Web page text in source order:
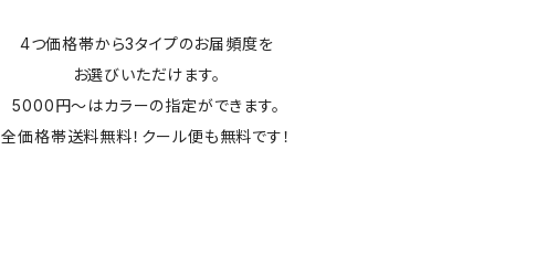
4つ価格帯から3タイプのお届頻度を
お選びいただけます。
5000円～はカラーの指定ができます。
全価格帯送料無料！クール便も無料です！